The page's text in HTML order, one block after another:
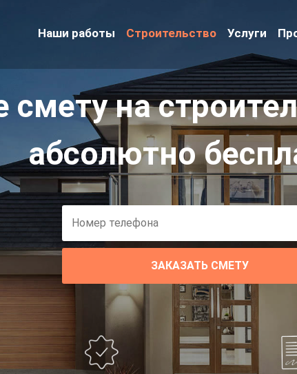
Наши работы Строительство Услуги
смету на
абсолютно
ЗАКАЗАТЬ СМЕТУ